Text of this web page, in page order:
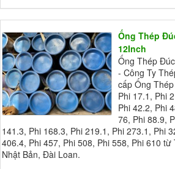
Ống Thép
12Inch
Ống Thép
- Công Ty
cấp Ống
Phi 17.1, Phi
Phi 42.2, Phi
76, Phi 88.9,
141.3, Phi 168.3, Phi 219.1, Phi 273.1, Phi
406.4, Phi 457, Phi 508, Phi 558, Phi 610 từ
Nhật Bản, Đài Loan.